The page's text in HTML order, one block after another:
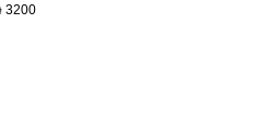
3200